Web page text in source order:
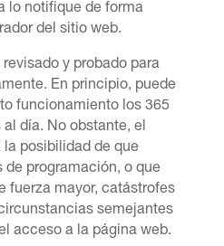
lo notifique de forma
del sitio web.
y probado para
En principio, puede
funcionamiento los 365
día. No obstante, el
la posibilidad de que
de programación, o que
fuerza mayor, catástrofes
semejantes
acceso a la página web.